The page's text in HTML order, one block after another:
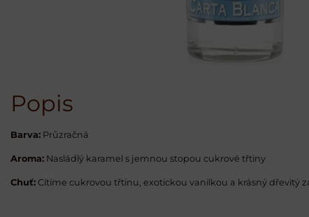
Popis
Barva: Průzračná
Aroma: Nasládlý karamel s jemnou stopou cukrové třtiny
Chuť: Cítíme cukrovou třtinu, exotickou vanilkou a krásný dřevitý